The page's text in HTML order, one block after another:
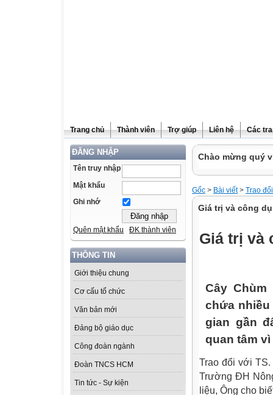
Trang chủ Thành viên Trợ giúp Liên hệ Các
ĐĂNG NHẬP
Tên truy nhập
Mật khẩu
Ghi nhớ
Quên mật khẩu ĐK thành viên
THÔNG TIN
Giới thiệu chung
Cơ cấu tổ chức
Văn bản mới
Đảng bộ giáo dục
Công đoàn ngành
Đoàn TNCS HCM
Tin tức - Sự kiện
Chào mừng quý
Gốc > Bài viết> Trao
Giá trị và công
Giá trị và
Cây
chứa
gian gần
quan tâm
Trao đổi với
Trường ĐH
liệu, Ông cho